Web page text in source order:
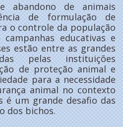
abandono de animais
de formulação de
o controle da população
educativas e
estão entre as grandes
pelas instituições
de proteção animal e
para a necessidade
animal no contexto
é um grande desafio das
dos bichos.